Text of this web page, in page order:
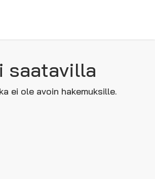
saatavilla
ei ole avoin hakemuksille.